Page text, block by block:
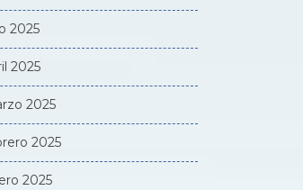
2025
2025
2025
2025
2025